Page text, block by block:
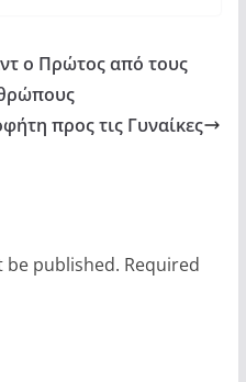
ο Πρώτος από τους
προς τις Γυναίκες
be published. Required